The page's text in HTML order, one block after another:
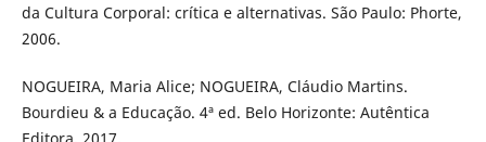
da Cultura Corporal: crítica e alternativas. São Paulo: Phorte,
2006.
NOGUEIRA, Maria Alice; NOGUEIRA, Cláudio Martins.
Bourdieu & a Educação. 4ª ed. Belo Horizonte: Autêntica